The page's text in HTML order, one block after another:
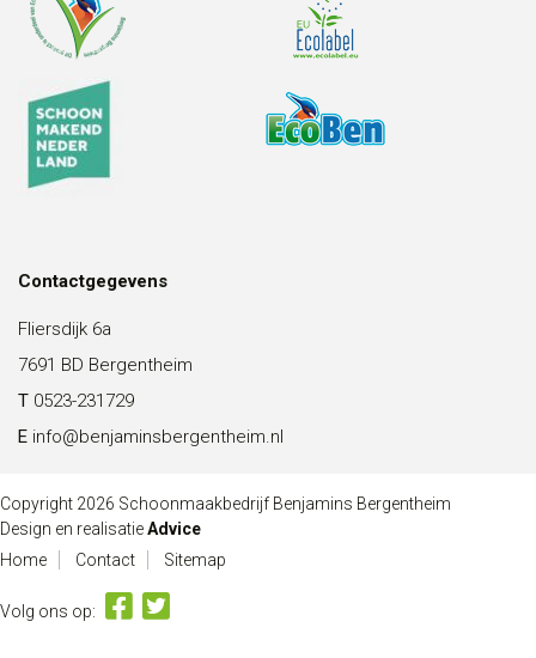
Contactgegevens
Fliersdijk 6a
7691 BD Bergentheim
T 0523-231729
E info@benjaminsbergentheim.nl
Copyright 2026 Schoonmaakbedrijf Benjamins Bergentheim
Design en realisatieAdvice
Home
Contact Sitemap
Volg ons op: